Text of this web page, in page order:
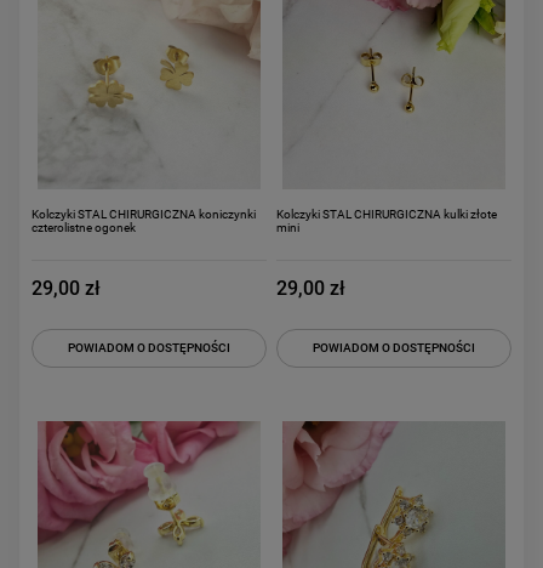
Kolczyki STAL CHIRURGICZNA koniczynki
czterolistne ogonek
29,00 zł
POWIADOM O DOSTĘPNOŚCI
Kolczyki STAL CHIRURGICZNA kulki złote
mini
29,00 zł
POWIADOM O DOSTĘPNOŚCI